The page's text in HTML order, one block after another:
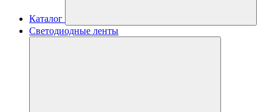
Каталог
Светодиодные ленты